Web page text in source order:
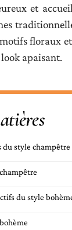
et
floraux et
apaisant.
du style champêtre
du style